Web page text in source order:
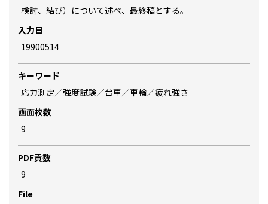
検討、結び）について述べ、最終稿とする。
入力日
19900514
キーワード
応力測定／強度試験／台車／車輪／疲れ強さ
画面枚数
9
PDF貢数
9
File